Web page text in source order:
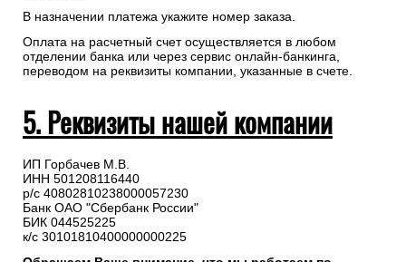
В назначении платежа укажите номер заказа.
Оплата на расчетный счет осуществляется в любом
отделении банка или через сервис онлайн-банкинга,
переводом на реквизиты компании, указанные в счете.
5. Реквизиты нашей компании
ИП Горбачев М.В.
ИНН 501208116440
р/с 40802810238000057230
Банк ОАО "Сбербанк России"
БИК 044525225
к/с 30101810400000000225